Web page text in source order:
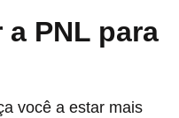
PNL para
você a estar mais